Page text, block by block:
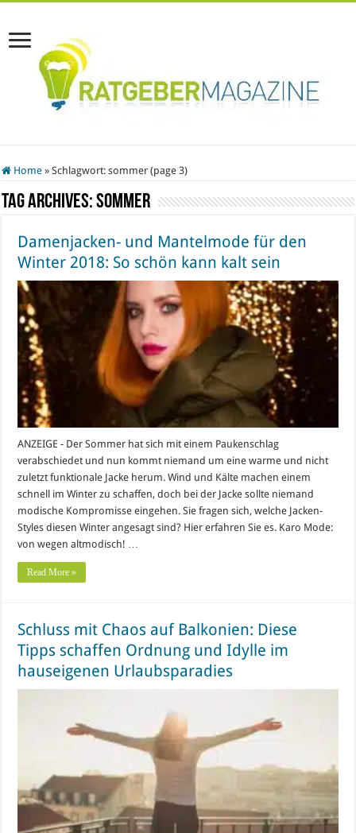
Home » Schlagwort:sommer (page 3)
Tag Archives:sommer
Damenjacken- und Mantelmode für den
Winter 2018: So schön kann kalt sein
ANZEIGE - Der Sommer hat sich mit einem Paukenschlag
verabschiedet und nun kommt niemand um eine warme und nicht
zuletzt funktionale Jacke herum. Wind und Kälte machen einem
schnell im Winter zu schaffen, doch bei der Jacke sollte niemand
modische Kompromisse eingehen. Sie fragen sich, welche Jacken-
Styles diesen Winter angesagt sind? Hier erfahren Sie es. Karo Mode:
von wegen altmodisch! …
Read More »
Schluss mit Chaos auf Balkonien: Diese
Tipps schaffen Ordnung und Idylle im
hauseigenen Urlaubsparadies